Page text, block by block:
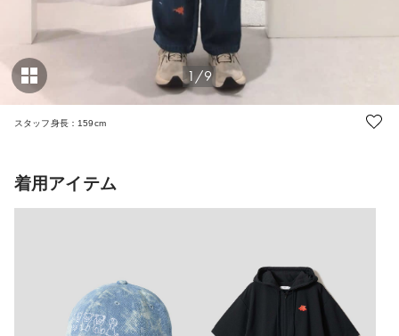
1/9
スタッフ身長：159cm
着用アイテム